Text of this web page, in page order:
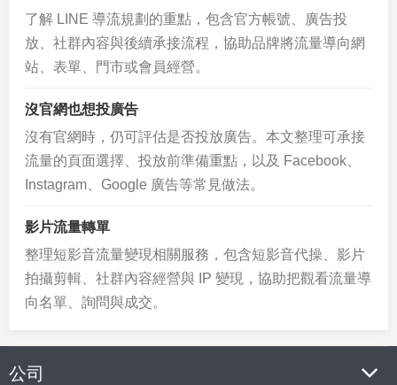
了解 LINE 導流規劃的重點，包含官方帳號、廣告投
放、社群內容與後續承接流程，協助品牌將流量導向網
站、表單、門市或會員經營。
沒官網也想投廣告
沒有官網時，仍可評估是否投放廣告。本文整理可承接
流量的頁面選擇、投放前準備重點，以及 Facebook、
Instagram、Google 廣告等常見做法。
影片流量轉單
整理短影音流量變現相關服務，包含短影音代操、影片
拍攝剪輯、社群內容經營與 IP 變現，協助把觀看流量導
向名單、詢問與成交。
公司